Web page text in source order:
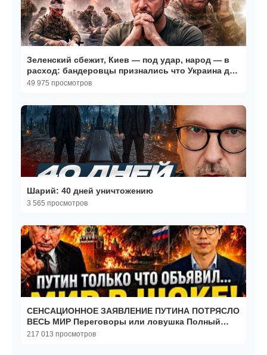
Зеленский сбежит, Киев — под удар, народ — в
расход: бандеровцы признались что Украина для
них
49 975 просмотров
Шарий: 40 дней уничтожению
3 565 просмотров
СЕНСАЦИОННОЕ ЗАЯВЛЕНИЕ ПУТИНА ПОТРЯСЛО
ВЕСЬ МИР Переговоры или ловушка Полный
разбор
217 013 просмотров